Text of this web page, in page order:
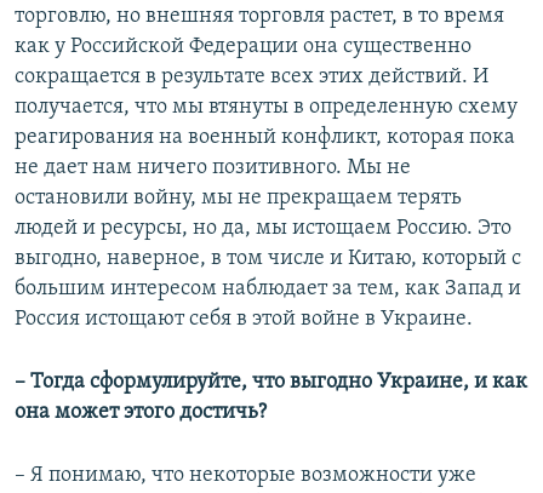
торговлю, но внешняя торговля растет, в то время
как у Российской Федерации она существенно
сокращается в результате всех этих действий. И
получается, что мы втянуты в определенную схему
реагирования на военный конфликт, которая пока
не дает нам ничего позитивного. Мы не
остановили войну, мы не прекращаем терять
людей и ресурсы, но да, мы истощаем Россию. Это
выгодно, наверное, в том числе и Китаю, который с
большим интересом наблюдает за тем, как Запад и
Россия истощают себя в этой войне в Украине.
–​ Тогда сформулируйте, что выгодно Украине, и как
она может этого достичь?
–​ Я понимаю, что некоторые возможности уже